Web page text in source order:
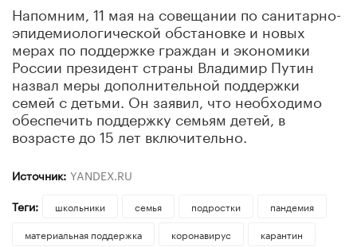
Напомним, 11 мая на совещании по санитарно-
эпидемиологической обстановке и новых
мерах по поддержке граждан и экономики
России президент страны Владимир Путин
назвал меры дополнительной поддержки
семей с детьми. Он заявил, что необходимо
обеспечить поддержку семьям детей, в
возрасте до 15 лет включительно.
Источник: YANDEX.RU
Теги:
школьники семья подростки
пандемия
материальная поддержка
коронавирус
карантин